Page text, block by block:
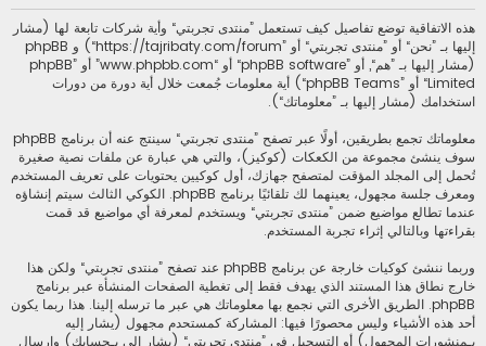
هذه الاتفاقية توضع تفاصيل كيف تستعمل ”منتدى تجربتي“ وأية شركات تابعة لها (مشار
إليها بـ ”نحن“ أو ”منتدى تجربتي“ أو ”https://tajribaty.com/forum“) و phpBB
(مشار إليها بـ ”هم“, أو ”phpBB software“ أو “www.phpbb.com” أو ”phpBB
Limited“ أو ”phpBB Teams“) أية معلومات جُمعت خلال أية دورة من دورات
استخدامك (مشار إليها بـ ”معلوماتك“).
معلوماتك تجمع بطريقين، أولًا عبر تصفح ”منتدى تجربتي“ سينتج عنه أن برنامج phpBB
سوف ينشئ مجموعة من الكعكات (كوكيز)، والتي هي عبارة عن ملفات نصية صغيرة
تُحمل إلى المجلد المؤقت لمتصفح جهازك، أول كوكيين يحتويات على تعريف المستخدم
ومعرف جلسة مجهول، يعينهما لك تلقائيًا برنامج phpBB. الكوكي الثالث سيتم إنشاؤه
عندما تطالع مواضيع ضمن ”منتدى تجربتي“ ويستخدم لمعرفة أي مواضيع قد قمت
بقراءتها وبالتالي إثراء تجربة المستخدم.
وربما ننشئ كوكيات خارجة عن برنامج phpBB عند تصفح ”منتدى تجربتي“ ولكن هذا
خارج نطاق هذا المستند الذي يهدف فقط إلى تغطية الصفحات المنشأة عبر برنامج
phpBB. الطريق الأخرى التي نجمع بها معلوماتك هي عبر ما ترسله إلينا. هذا ربما يكون
أحد هذه الأشياء وليس محصورًا فيها: المشاركة كمستحدم مجهول (يشار إليه
بـمنشورات المجهول) أو التسجيل في ”منتدى تجربتي“ (يشار إلي بـحسابك) وإرسال